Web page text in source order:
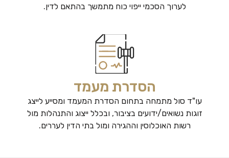
לערוך הסכמי ייפוי כוח מתמשך בהתאם לדין.
הסדרת מעמד
עו"ד סול מתמחה בתחום הסדרת המעמד ומסייע לייצג
זוגות נשואים/ידועים בציבור, ובכלל ייצוג והתנהלות מול
רשות האוכלוסין וההגירה ומול בתי הדין לעררים.